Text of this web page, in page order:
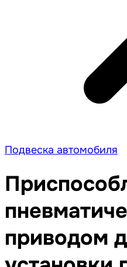
Подвеска автомобиля
приводом